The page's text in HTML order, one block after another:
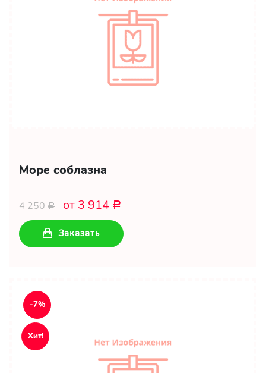
Море соблазна
4 250Р от 3 914 Р
Заказать
-7%
Хит!